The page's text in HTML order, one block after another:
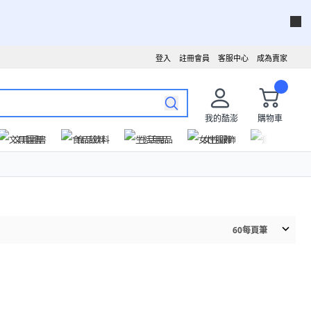
成為賣家
客服中心
註冊會員
登入
我的酷澎
購物車
文具圖書
食品飲料 生活用品 女性服飾
60每頁筆